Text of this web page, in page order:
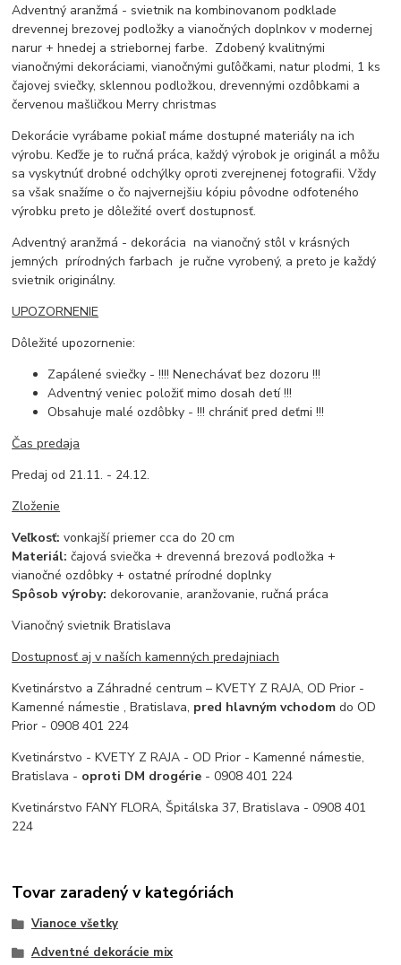
Adventný aranžmá - svietnik na kombinovanom podklade
drevennej brezovej podložky a vianočných doplnkov v modernej
narur + hnedej a striebornej farbe. Zdobený kvalitnými
vianočnými dekoráciami, vianočnými guľôčkami, natur plodmi, 1 ks
čajovej sviečky, sklennou podložkou, drevennými ozdôbkami a
červenou mašličkou Merry christmas
Dekorácie vyrábame pokiaľ máme dostupné materiály na ich
výrobu. Keďže je to ručná práca, každý výrobok je originál a môžu
sa vyskytnúť drobné odchýlky oproti zverejnenej fotografii. Vždy
sa však snažíme o čo najvernejšiu kópiu pôvodne odfoteného
výrobku preto je dôležité overť dostupnosť.
Adventný aranžmá - dekorácia na vianočný stôl v krásných
jemných prírodných farbach je ručne vyrobený, a preto je každý
svietnik originálny.
UPOZORNENIE
Dôležité upozornenie:
Zapálené sviečky - !!!! Nenechávať bez dozoru !!!
Adventný veniec položiť mimo dosah detí !!!
Obsahuje malé ozdôbky - !!! chrániť pred deťmi !!!
Čas predaja
Predaj od 21.11. - 24.12.
Zloženie
Veľkosť:vonkajší priemer cca do 20 cm
Materiál: čajová sviečka + drevenná brezová podložka +
vianočné ozdôbky + ostatné prírodné doplnky
Spôsob výroby: dekorovanie, aranžovanie, ručná práca
Vianočný svietnik Bratislava
Dostupnosť aj v naších kamenných predajniach
Kvetinárstvo a Záhradné centrum – KVETY Z RAJA, OD Prior -
Kamenné námestie , Bratislava, pred hlavným vchodom do OD
Prior - 0908 401 224
Kvetinárstvo - KVETY Z RAJA - OD Prior - Kamenné námestie,
Bratislava - oproti DM drogérie - 0908 401 224
Kvetinárstvo FANY FLORA, Špitálska 37, Bratislava - 0908 401
224
Tovar zaradený v kategóriách
Vianoce všetky
Adventné dekorácie mix